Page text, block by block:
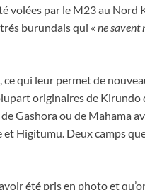
volées par le M23 au Nord
burundais qui « ne savent
qui leur permet de
originaires de Kirundo
Gashora ou de Mahama
Higitumu. Deux camps
été pris en photo et